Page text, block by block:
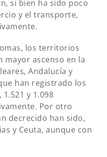
si bien ha sido poco
y el transporte,
los territorios
mayor ascenso en la
Andalucía y
han registrado los
y 1.098
Por otro
decrecido han sido,
y Ceuta, aunque con